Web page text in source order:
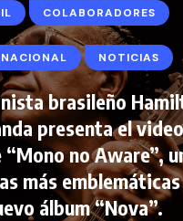
COLABORADORES
NOTICIAS
brasileño
presenta el video
no Aware”,
más
álbum “Nova”.
PERIODISMO TURISTICO
se solidariza con
Venezuela